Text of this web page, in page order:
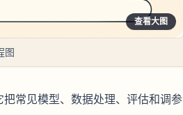
查看大图
图
常见模型、数据处理、评估和调参